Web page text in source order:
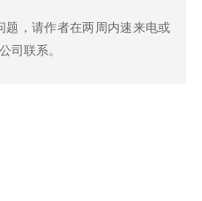
，请作者在两周内速来电或
司联系。